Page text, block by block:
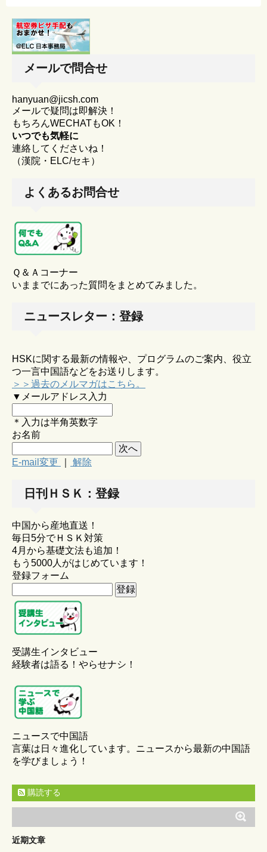
メールで問合せ
hanyuan@jicsh.com
メールで疑問は即解決！
もちろんWECHATもOK！
いつでも気軽に
連絡してくださいね！
（漢院・ELC/セキ）
よくあるお問合せ
Ｑ＆Ａコーナー
いままでにあった質問をまとめてみました。
ニュースレター：登録
HSKに関する最新の情報や、プログラムのご案内、役立
つ一言中国語などをお送りします。
＞＞過去のメルマガはこちら。
▼メールアドレス入力
＊入力は半角英数字
お名前
E-mail変更 解除
日刊ＨＳＫ：登録
中国から産地直送！
毎日5分でＨＳＫ対策
4月から基礎文法も追加！
もう5000人がはじめています！
登録フォーム
受講生インタビュー
経験者は語る！やらせナシ！
ニュースで中国語
言葉は日々進化しています。ニュースから最新の中国語
を学びましょう！
購読する
近期文章